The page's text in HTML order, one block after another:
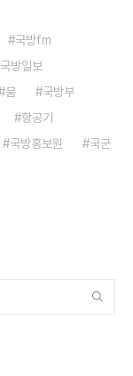
국방fm
국방일보
붐
국방부
항공기
국방홍보원
국군